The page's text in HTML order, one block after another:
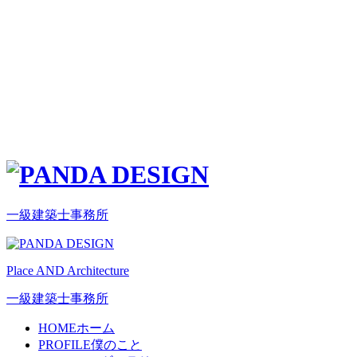
一級建築士事務所
Place AND Architecture
一級建築士事務所
HOMEホーム
PROFILE僕のこと